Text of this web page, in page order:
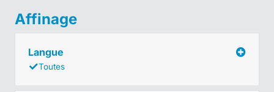
Affinage
Langue
Toutes